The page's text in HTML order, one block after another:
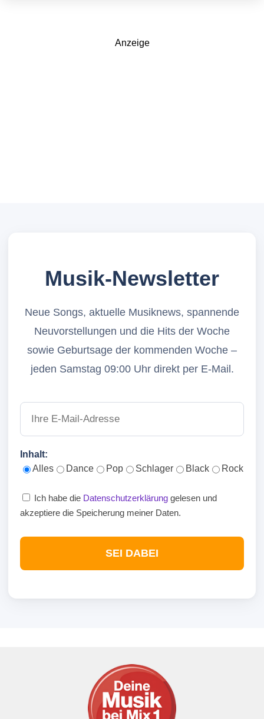
Anzeige
Musik-Newsletter
Neue Songs, aktuelle Musiknews, spannende
Neuvorstellungen und die Hits der Woche
sowie Geburtsage der kommenden Woche –
jeden Samstag 09:00 Uhr direkt per E-Mail.
Inhalt:
Alles
Dance Pop Schlager Black Rock
Ich habe die Datenschutzerklärung gelesen und
akzeptiere die Speicherung meiner Daten.
SEI DABEI